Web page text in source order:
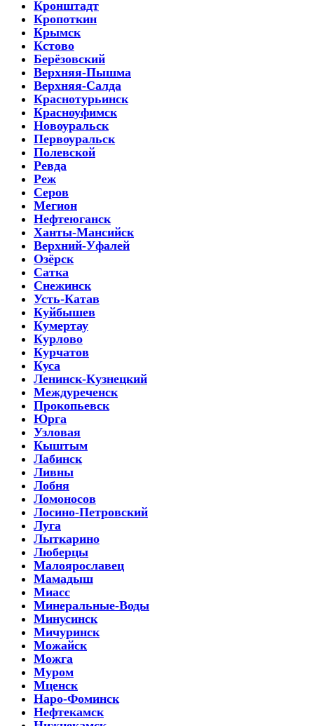
Кронштадт
Кропоткин
Крымск
Кстово
Берёзовский
Верхняя-Пышма
Верхняя-Салда
Краснотурьинск
Красноуфимск
Новоуральск
Первоуральск
Полевской
Ревда
Реж
Серов
Мегион
Нефтеюганск
Ханты-Мансийск
Верхний-Уфалей
Озёрск
Сатка
Снежинск
Усть-Катав
Куйбышев
Кумертау
Курлово
Курчатов
Куса
Ленинск-Кузнецкий
Междуреченск
Прокопьевск
Юрга
Узловая
Кыштым
Лабинск
Ливны
Лобня
Ломоносов
Лосино-Петровский
Луга
Лыткарино
Люберцы
Малоярославец
Мамадыш
Миасс
Минеральные-Воды
Минусинск
Мичуринск
Можайск
Можга
Муром
Мценск
Наро-Фоминск
Нефтекамск